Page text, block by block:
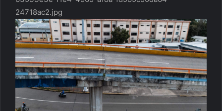
24718ac2.jpg